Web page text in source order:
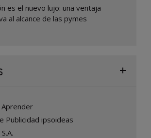
es el nuevo lujo: una ventaja
al alcance de las pymes
Aprender
Publicidad ipsoideas